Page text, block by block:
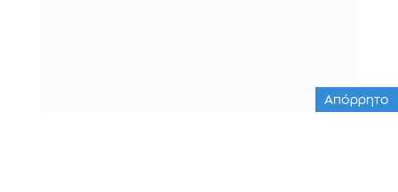
Απόρρητο